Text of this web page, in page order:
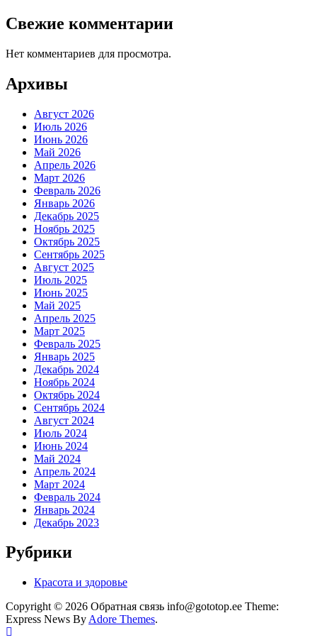
Свежие комментарии
Нет комментариев для просмотра.
Архивы
Август 2026
Июль 2026
Июнь 2026
Май 2026
Апрель 2026
Март 2026
Февраль 2026
Январь 2026
Декабрь 2025
Ноябрь 2025
Октябрь 2025
Сентябрь 2025
Август 2025
Июль 2025
Июнь 2025
Май 2025
Апрель 2025
Март 2025
Февраль 2025
Январь 2025
Декабрь 2024
Ноябрь 2024
Октябрь 2024
Сентябрь 2024
Август 2024
Июль 2024
Июнь 2024
Май 2024
Апрель 2024
Март 2024
Февраль 2024
Январь 2024
Декабрь 2023
Рубрики
Красота и здоровье
Copyright © 2026 Обратная связь info@gototop.ee Theme:
Express News By Adore Themes.